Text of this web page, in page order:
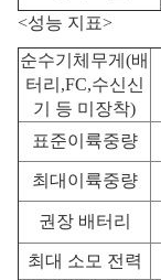
<성능 지표>
순수기체무게(배
터리,FC,수신신
기 등 미장착)
표준이륙중량
최대이륙중량
권장 배터리
최대 소모 전력